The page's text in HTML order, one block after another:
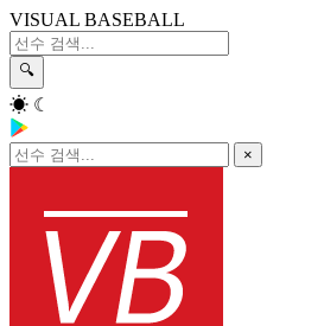
VISUAL BASEBALL
🔍
☀ ☾
×